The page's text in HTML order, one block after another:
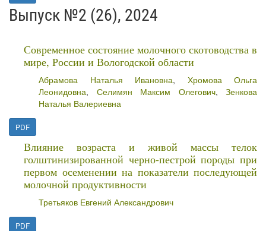
Выпуск №2 (26), 2024
Современное состояние молочного скотоводства в
мире, России и Вологодской области
Абрамова Наталья Ивановна, Хромова Ольга
Леонидовна, Селимян Максим Олегович, Зенкова
Наталья Валериевна
PDF
Влияние возраста и живой массы телок
голштинизированной черно-пестрой породы при
первом осеменении на показатели последующей
молочной продуктивности
Третьяков Евгений Александрович
PDF